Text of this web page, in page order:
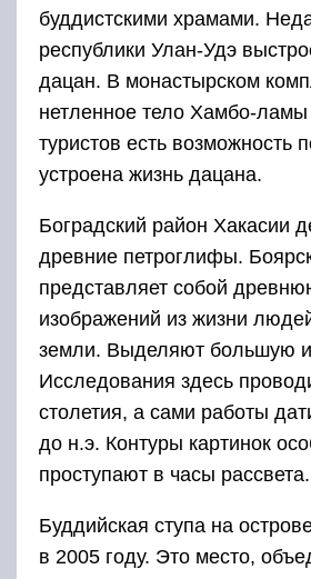
буддистскими храмами.
республики Улан-Удэ
дацан. В монастырском
нетленное тело Хамбо-
туристов есть возможность
устроена жизнь дацана.
Боградский район Хакасии
древние петроглифы.
представляет собой
изображений из жизни
земли. Выделяют большую
Исследования здесь
столетия, а сами работы
до н.э. Контуры картинок
проступают в часы рассвета.
Буддийская ступа на
в 2005 году. Это место,